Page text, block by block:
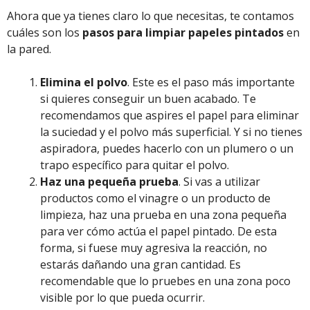
Ahora que ya tienes claro lo que necesitas, te contamos
cuáles son los pasos para limpiar papeles pintadosen
la pared.
Elimina el polvo. Este es el paso más importante
si quieres conseguir un buen acabado. Te
recomendamos que aspires el papel para eliminar
la suciedad y el polvo más superficial. Y si no tienes
aspiradora, puedes hacerlo con un plumero o un
trapo específico para quitar el polvo.
Haz una pequeña prueba. Si vas a utilizar
productos como el vinagre o un producto de
limpieza, haz una prueba en una zona pequeña
para ver cómo actúa el papel pintado. De esta
forma, si fuese muy agresiva la reacción, no
estarás dañando una gran cantidad. Es
recomendable que lo pruebes en una zona poco
visible por lo que pueda ocurrir.